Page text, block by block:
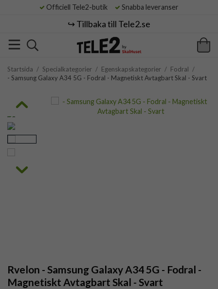
Officiell Tele2-butik Snabba leveranser
↪️ Tillbaka till Tele2.se
Startsida / Specialkategorier / Egenskapskategorier / Fodral /
- Samsung Galaxy A34 5G - Fodral - Magnetiskt Avtagbart Skal - Svart
Rvelon - Samsung Galaxy A34 5G - Fodral -
Magnetiskt Avtagbart Skal - Svart